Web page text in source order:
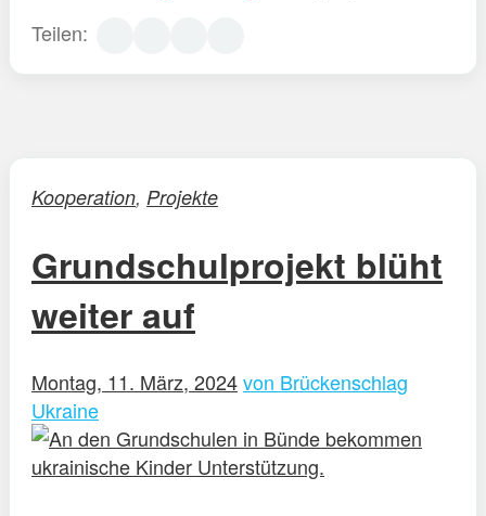
Teilen:
Kooperation, Projekte
Grundschulprojekt blüht
weiter auf
Montag, 11. März, 2024von Brückenschlag
Ukraine